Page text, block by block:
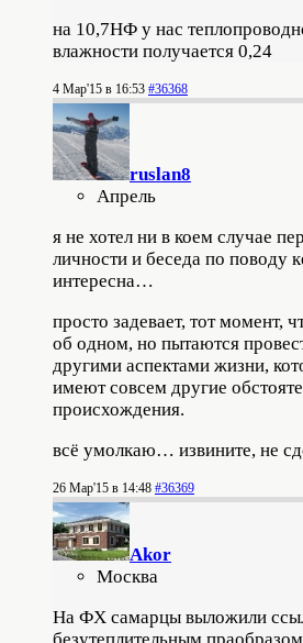
на 10,7НФ у нас
влажности получается 0,24
4 Мар'15 в 16:53 #36368
ruslan8
Апрель
я не хотел ни в коем случае
личности и беседа по поводу
интересна…
просто задевает, тот момент,
об одном, но пытаются
другими аспектами жизни,
имеют совсем другие
происхождения.
всё умолкаю… извините, не
26 Мар'15 в 14:48 #36369
Akor
Москва
На ФХ самарцы выложили
безутеплительным